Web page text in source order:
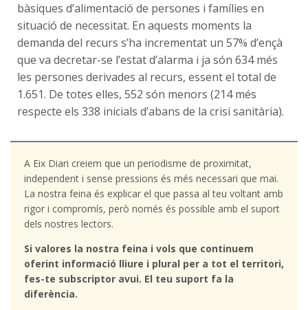
bàsiques d’alimentació de persones i famílies en
situació de necessitat. En aquests moments la
demanda del recurs s’ha incrementat un 57% d’ençà
que va decretar-se l’estat d’alarma i ja són 634 més
les persones derivades al recurs, essent el total de
1.651. De totes elles, 552 són menors (214 més
respecte els 338 inicials d’abans de la crisi sanitària).
A Eix Diari creiem que un periodisme de proximitat,
independent i sense pressions és més necessari que mai.
La nostra feina és explicar el que passa al teu voltant amb
rigor i compromís, però només és possible amb el suport
dels nostres lectors.
Si valores la nostra feina i vols que continuem
oferint informació lliure i plural per a tot el territori,
fes-te subscriptor avui. El teu suport fa la
diferència.